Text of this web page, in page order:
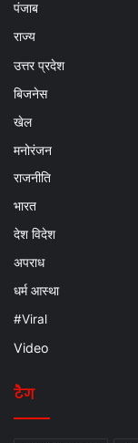
पंजाब
राज्य
उत्तर प्रदेश
बिजनेस
खेल
मनोरंजन
राजनीति
भारत
देश विदेश
अपराध
धर्म आस्था
#Viral
Video
टैग